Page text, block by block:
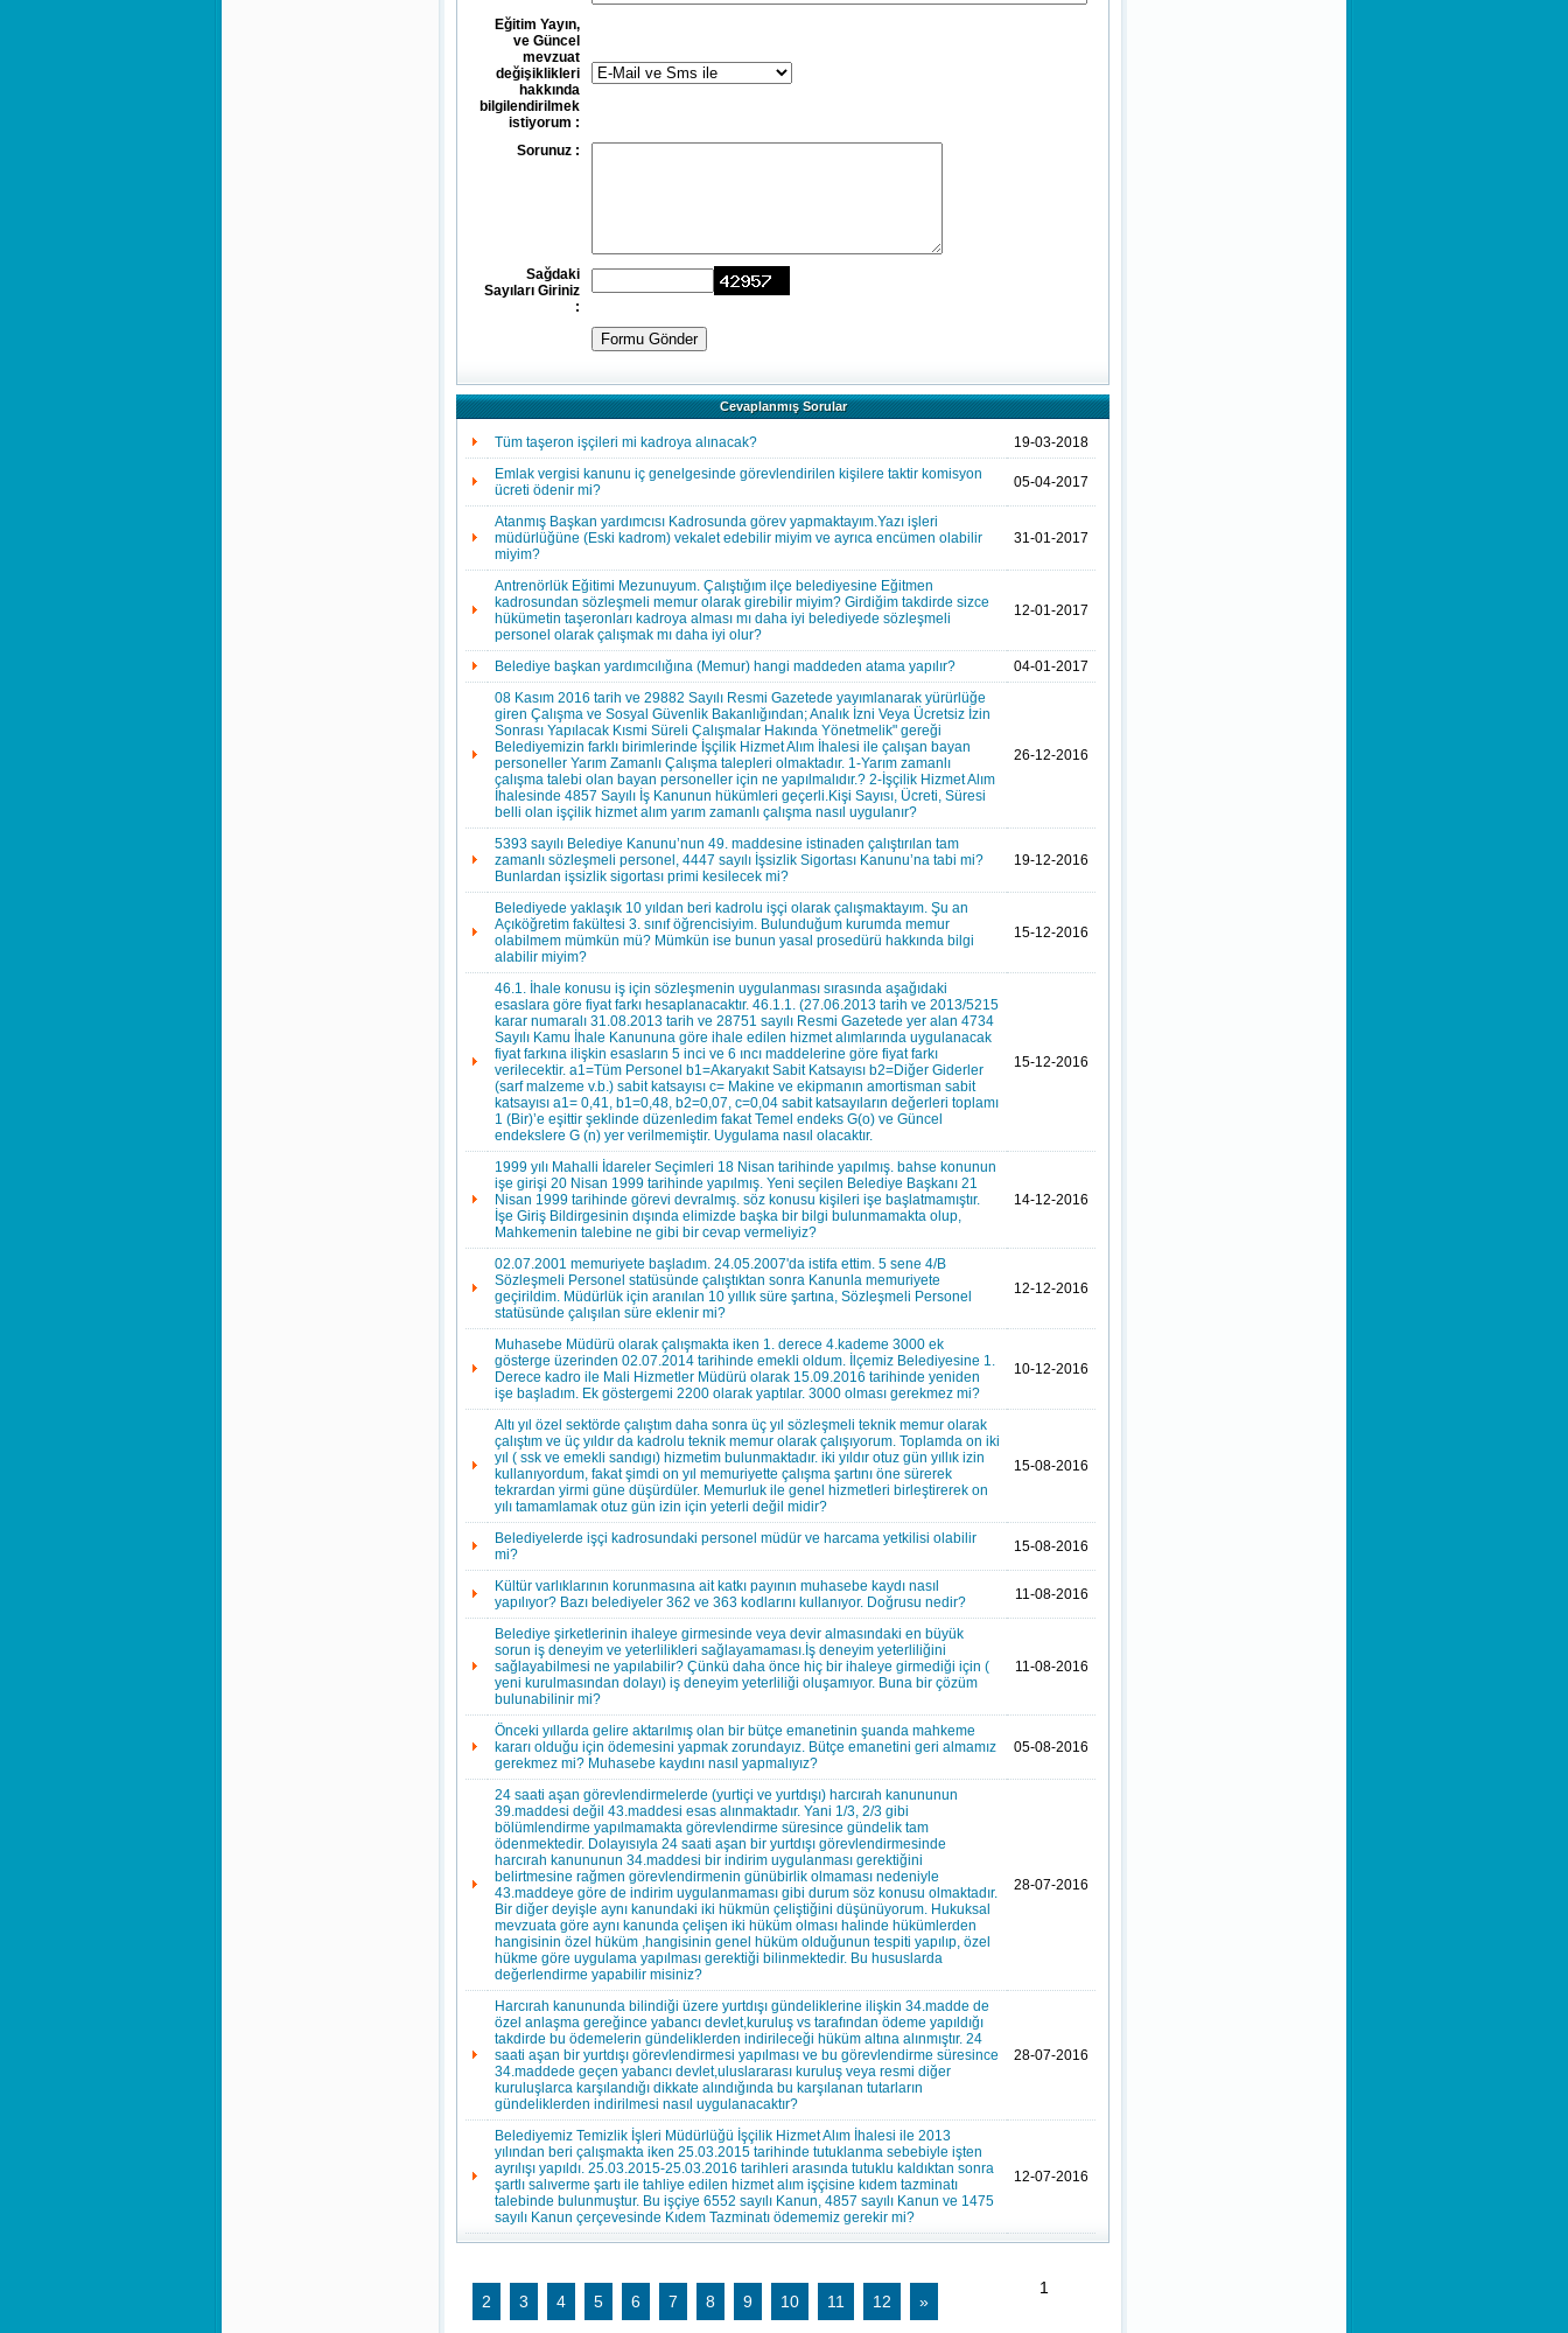
Eğitim Yayın,
ve Güncel
mevzuat
değişiklikleri
hakkında
bilgilendirilmek
istiyorum :
Sorunuz :
Sağdaki
Sayıları Giriniz
:
Cevaplanmış Sorular
Tüm taşeron işçileri mi kadroya alınacak?
19-03-2018
Emlak vergisi kanunu iç genelgesinde görevlendirilen kişilere taktir komisyon
ücreti ödenir mi?
05-04-2017
Atanmış Başkan yardımcısı Kadrosunda görev yapmaktayım.Yazı işleri
müdürlüğüne (Eski kadrom) vekalet edebilir miyim ve ayrıca encümen olabilir
miyim?
31-01-2017
Antrenörlük Eğitimi Mezunuyum. Çalıştığım ilçe belediyesine Eğitmen
kadrosundan sözleşmeli memur olarak girebilir miyim? Girdiğim takdirde sizce
hükümetin taşeronları kadroya alması mı daha iyi belediyede sözleşmeli
personel olarak çalışmak mı daha iyi olur?
12-01-2017
Belediye başkan yardımcılığına (Memur) hangi maddeden atama yapılır?
04-01-2017
08 Kasım 2016 tarih ve 29882 Sayılı Resmi Gazetede yayımlanarak yürürlüğe
giren Çalışma ve Sosyal Güvenlik Bakanlığından; Analık İzni Veya Ücretsiz İzin
Sonrası Yapılacak Kısmi Süreli Çalışmalar Hakında Yönetmelik" gereği
Belediyemizin farklı birimlerinde İşçilik Hizmet Alım İhalesi ile çalışan bayan
personeller Yarım Zamanlı Çalışma talepleri olmaktadır. 1-Yarım zamanlı
çalışma talebi olan bayan personeller için ne yapılmalıdır.? 2-İşçilik Hizmet Alım
İhalesinde 4857 Sayılı İş Kanunun hükümleri geçerli.Kişi Sayısı, Ücreti, Süresi
belli olan işçilik hizmet alım yarım zamanlı çalışma nasıl uygulanır?
26-12-2016
5393 sayılı Belediye Kanunu’nun 49. maddesine istinaden çalıştırılan tam
zamanlı sözleşmeli personel, 4447 sayılı İşsizlik Sigortası Kanunu’na tabi mi?
Bunlardan işsizlik sigortası primi kesilecek mi?
19-12-2016
Belediyede yaklaşık 10 yıldan beri kadrolu işçi olarak çalışmaktayım. Şu an
Açıköğretim fakültesi 3. sınıf öğrencisiyim. Bulunduğum kurumda memur
olabilmem mümkün mü? Mümkün ise bunun yasal prosedürü hakkında bilgi
alabilir miyim?
15-12-2016
46.1. İhale konusu iş için sözleşmenin uygulanması sırasında aşağıdaki
esaslara göre fiyat farkı hesaplanacaktır. 46.1.1. (27.06.2013 tarih ve 2013/5215
karar numaralı 31.08.2013 tarih ve 28751 sayılı Resmi Gazetede yer alan 4734
Sayılı Kamu İhale Kanununa göre ihale edilen hizmet alımlarında uygulanacak
fiyat farkına ilişkin esasların 5 inci ve 6 ıncı maddelerine göre fiyat farkı
verilecektir. a1=Tüm Personel b1=Akaryakıt Sabit Katsayısı b2=Diğer Giderler
(sarf malzeme v.b.) sabit katsayısı c= Makine ve ekipmanın amortisman sabit
katsayısı a1= 0,41, b1=0,48, b2=0,07, c=0,04 sabit katsayıların değerleri toplamı
1 (Bir)’e eşittir şeklinde düzenledim fakat Temel endeks G(o) ve Güncel
endekslere G (n) yer verilmemiştir. Uygulama nasıl olacaktır.
15-12-2016
1999 yılı Mahalli İdareler Seçimleri 18 Nisan tarihinde yapılmış. bahse konunun
işe girişi 20 Nisan 1999 tarihinde yapılmış. Yeni seçilen Belediye Başkanı 21
Nisan 1999 tarihinde görevi devralmış. söz konusu kişileri işe başlatmamıştır.
İşe Giriş Bildirgesinin dışında elimizde başka bir bilgi bulunmamakta olup,
Mahkemenin talebine ne gibi bir cevap vermeliyiz?
14-12-2016
02.07.2001 memuriyete başladım. 24.05.2007'da istifa ettim. 5 sene 4/B
Sözleşmeli Personel statüsünde çalıştıktan sonra Kanunla memuriyete
geçirildim. Müdürlük için aranılan 10 yıllık süre şartına, Sözleşmeli Personel
statüsünde çalışılan süre eklenir mi?
12-12-2016
Muhasebe Müdürü olarak çalışmakta iken 1. derece 4.kademe 3000 ek
gösterge üzerinden 02.07.2014 tarihinde emekli oldum. İlçemiz Belediyesine 1.
Derece kadro ile Mali Hizmetler Müdürü olarak 15.09.2016 tarihinde yeniden
işe başladım. Ek göstergemi 2200 olarak yaptılar. 3000 olması gerekmez mi?
10-12-2016
Altı yıl özel sektörde çalıştım daha sonra üç yıl sözleşmeli teknik memur olarak
çalıştım ve üç yıldır da kadrolu teknik memur olarak çalışıyorum. Toplamda on iki
yıl ( ssk ve emekli sandıgı) hizmetim bulunmaktadır. iki yıldır otuz gün yıllık izin
kullanıyordum, fakat şimdi on yıl memuriyette çalışma şartını öne sürerek
tekrardan yirmi güne düşürdüler. Memurluk ile genel hizmetleri birleştirerek on
yılı tamamlamak otuz gün izin için yeterli değil midir?
15-08-2016
Belediyelerde işçi kadrosundaki personel müdür ve harcama yetkilisi olabilir
mi?
15-08-2016
Kültür varlıklarının korunmasına ait katkı payının muhasebe kaydı nasıl
yapılıyor? Bazı belediyeler 362 ve 363 kodlarını kullanıyor. Doğrusu nedir?
11-08-2016
Belediye şirketlerinin ihaleye girmesinde veya devir almasındaki en büyük
sorun iş deneyim ve yeterlilikleri sağlayamaması.İş deneyim yeterliliğini
sağlayabilmesi ne yapılabilir? Çünkü daha önce hiç bir ihaleye girmediği için (
yeni kurulmasından dolayı) iş deneyim yeterliliği oluşamıyor. Buna bir çözüm
bulunabilinir mi?
11-08-2016
Önceki yıllarda gelire aktarılmış olan bir bütçe emanetinin şuanda mahkeme
kararı olduğu için ödemesini yapmak zorundayız. Bütçe emanetini geri almamız
gerekmez mi? Muhasebe kaydını nasıl yapmalıyız?
05-08-2016
24 saati aşan görevlendirmelerde (yurtiçi ve yurtdışı) harcırah kanununun
39.maddesi değil 43.maddesi esas alınmaktadır. Yani 1/3, 2/3 gibi
bölümlendirme yapılmamakta görevlendirme süresince gündelik tam
ödenmektedir. Dolayısıyla 24 saati aşan bir yurtdışı görevlendirmesinde
harcırah kanununun 34.maddesi bir indirim uygulanması gerektiğini
belirtmesine rağmen görevlendirmenin günübirlik olmaması nedeniyle
43.maddeye göre de indirim uygulanmaması gibi durum söz konusu olmaktadır.
Bir diğer deyişle aynı kanundaki iki hükmün çeliştiğini düşünüyorum. Hukuksal
mevzuata göre aynı kanunda çelişen iki hüküm olması halinde hükümlerden
hangisinin özel hüküm ,hangisinin genel hüküm olduğunun tespiti yapılıp, özel
hükme göre uygulama yapılması gerektiği bilinmektedir. Bu hususlarda
değerlendirme yapabilir misiniz?
28-07-2016
Harcırah kanununda bilindiği üzere yurtdışı gündeliklerine ilişkin 34.madde de
özel anlaşma gereğince yabancı devlet,kuruluş vs tarafından ödeme yapıldığı
takdirde bu ödemelerin gündeliklerden indirileceği hüküm altına alınmıştır. 24
saati aşan bir yurtdışı görevlendirmesi yapılması ve bu görevlendirme süresince
34.maddede geçen yabancı devlet,uluslararası kuruluş veya resmi diğer
kuruluşlarca karşılandığı dikkate alındığında bu karşılanan tutarların
gündeliklerden indirilmesi nasıl uygulanacaktır?
28-07-2016
Belediyemiz Temizlik İşleri Müdürlüğü İşçilik Hizmet Alım İhalesi ile 2013
yılından beri çalışmakta iken 25.03.2015 tarihinde tutuklanma sebebiyle işten
ayrılışı yapıldı. 25.03.2015-25.03.2016 tarihleri arasında tutuklu kaldıktan sonra
şartlı salıverme şartı ile tahliye edilen hizmet alım işçisine kıdem tazminatı
talebinde bulunmuştur. Bu işçiye 6552 sayılı Kanun, 4857 sayılı Kanun ve 1475
sayılı Kanun çerçevesinde Kıdem Tazminatı ödememiz gerekir mi?
12-07-2016
1
2 3 4 5 6 7 8 9 10 11 12 »